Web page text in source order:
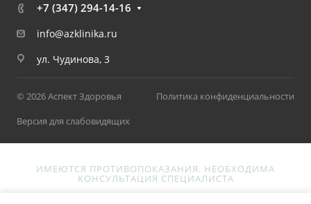
+7 (347) 294-14-16
info@azklinika.ru
ул. Чудинова, 3
© 2026 Аспект Здоровья
Политика конфиденциальности
Версия для слабовидящих
ИМЕЮТСЯ ПРОТИВОПОКАЗАНИЯ. НЕОБХОДИМА
КОНСУЛЬТАЦИЯ СПЕЦИАЛИСТА